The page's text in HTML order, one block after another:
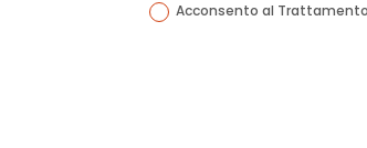
Acconsento al